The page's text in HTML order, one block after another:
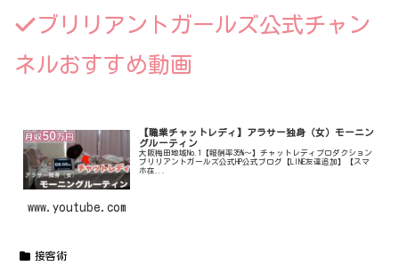
ブリリアントガールズ公式チャン
ネルおすすめ動画
【職業チャットレディ】アラサー独身（女）モーニン
グルーティン
大阪梅田地域No.1【報酬率35%〜】チャットレディプロダクション
ブリリアントガールズ公式HP公式ブログ【LINE友達追加】【スマ
ホ在...
www.youtube.com
接客術